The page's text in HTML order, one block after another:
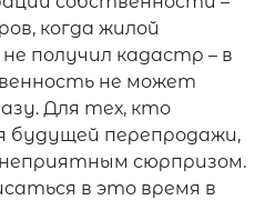
когда жилой
получил кадастр – в
не может
Для тех, кто
будущей перепродажи,
сюрпризом.
в это время в